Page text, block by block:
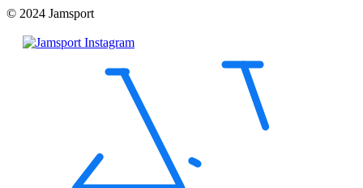
© 2024 Jamsport